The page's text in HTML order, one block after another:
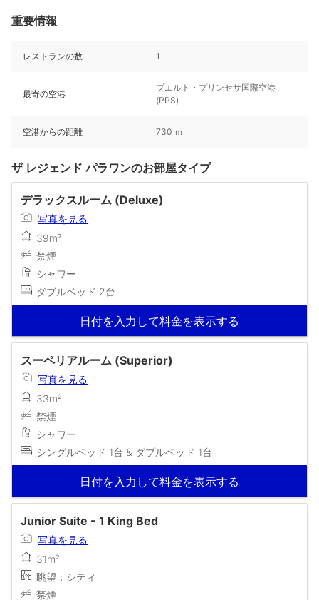
重要情報
レストランの数 1
最寄の空港
プエルト・プリンセサ国際空港
(PPS)
空港からの距離 730 ｍ
ザ レジェンド パラワンのお部屋タイプ
デラックスルーム (Deluxe)
写真を見る
39m²
禁煙
シャワー
ダブルベッド 2台
日付を入力して料金を表示する
スーペリアルーム (Superior)
写真を見る
33m²
禁煙
シャワー
シングルベッド 1台 & ダブルベッド 1台
日付を入力して料金を表示する
Junior Suite - 1 King Bed
写真を見る
31m²
眺望：シティ
禁煙